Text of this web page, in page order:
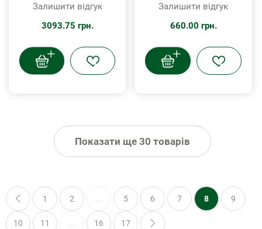
Залишити відгук
3093.75 грн.
Залишити відгук
660.00 грн.
Показати ще 30 товарів
1 2 ... 5 6 7 8 9
10 11 ... 16 17